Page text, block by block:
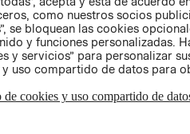
como nuestros socios
se bloquean las cookies
y funciones personalizadas.
y servicios” para personalizar
uso compartido de datos para
de cookies y uso compartido de